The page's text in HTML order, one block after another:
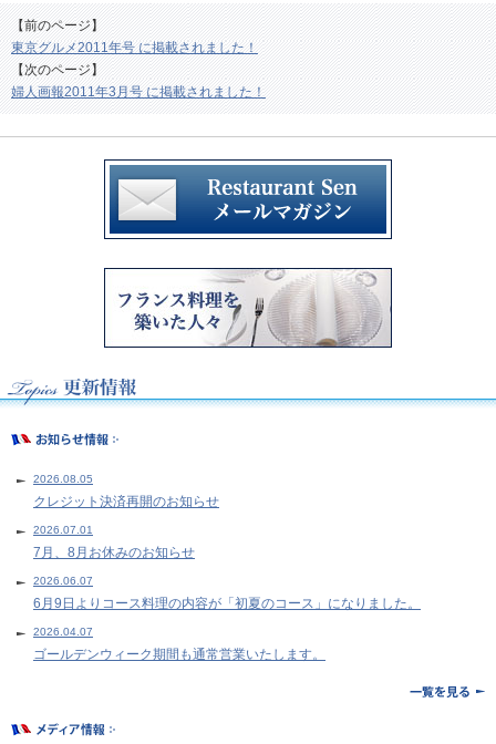
【前のページ】
東京グルメ2011年号 に掲載されました！
【次のページ】
婦人画報2011年3月号 に掲載されました！
2026.08.05
クレジット決済再開のお知らせ
2026.07.01
7月、8月お休みのお知らせ
2026.06.07
6月9日よりコース料理の内容が「初夏のコース」になりました。
2026.04.07
ゴールデンウィーク期間も通常営業いたします。